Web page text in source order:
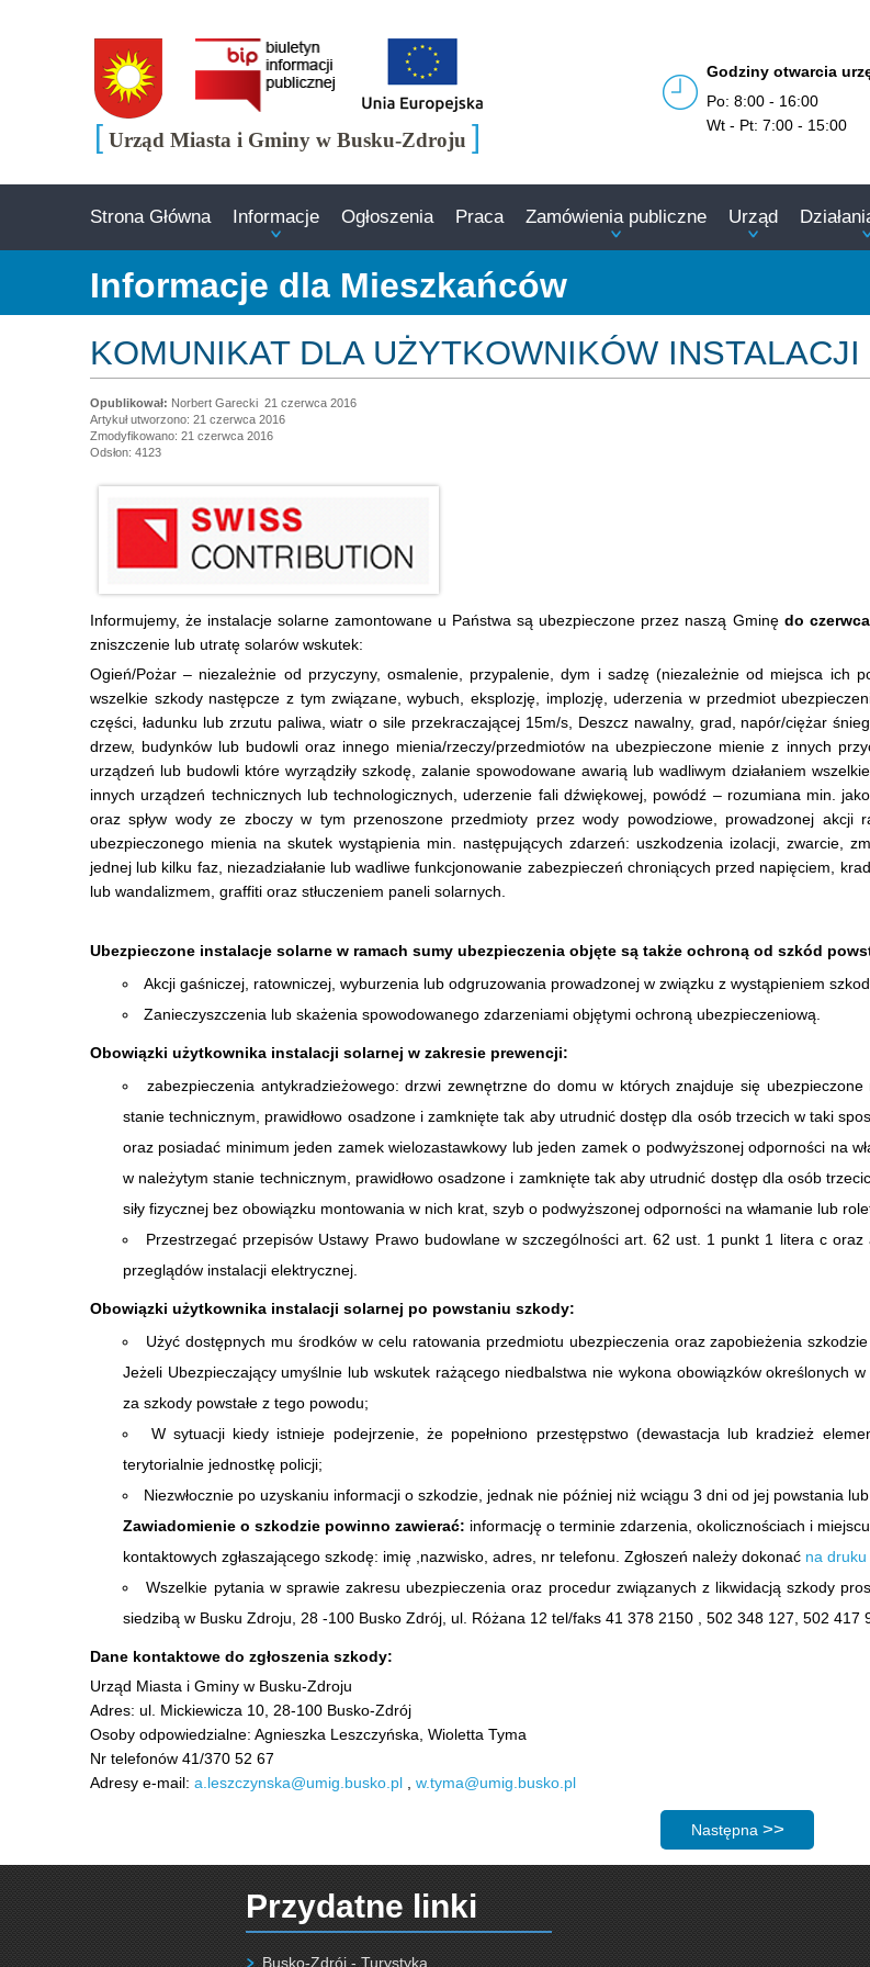
[ Urząd Miasta i Gminy w Busku-Zdroju ]
Godziny otwarcia
Po: 8:00 - 16:00
Wt - Pt: 7:00 - 15:00
Strona Główna Informacje Ogłoszenia Praca Zamówienia publiczne Urząd
Informacje dla Mieszkańców
KOMUNIKAT DLA UŻYTKOWNIKÓW
Norbert Garecki 21 czerwca 2016
Artykuł utworzono: 21 czerwca 2016
Zmodyfikowano: 21 czerwca 2016
Odsłon: 4123
Informujemy, że instalacje solarne zamontowane u Państwa są ubezpieczone przez naszą Gminę do
zniszczenie lub utratę solarów wskutek:
Ogień/Pożar – niezależnie od przyczyny, osmalenie, przypalenie, dym i sadzę (niezależnie od miejsca ich
wszelkie szkody następcze z tym związane, wybuch, eksplozję, implozję, uderzenia w przedmiot
części, ładunku lub zrzutu paliwa, wiatr o sile przekraczającej 15m/s, Deszcz nawalny, grad, napór/ciężar
drzew, budynków lub budowli oraz innego mienia/rzeczy/przedmiotów na ubezpieczone mienie z innych
urządzeń lub budowli które wyrządziły szkodę, zalanie spowodowane awarią lub wadliwym działaniem
innych urządzeń technicznych lub technologicznych, uderzenie fali dźwiękowej, powódź – rozumiana min.
oraz spływ wody ze zboczy w tym przenoszone przedmioty przez wody powodziowe, prowadzonej akcji
ubezpieczonego mienia na skutek wystąpienia min. następujących zdarzeń: uszkodzenia izolacji, zwarcie,
jednej lub kilku faz, niezadziałanie lub wadliwe funkcjonowanie zabezpieczeń chroniących przed napięciem,
lub wandalizmem, graffiti oraz stłuczeniem paneli solarnych.
Ubezpieczone instalacje solarne w ramach sumy ubezpieczenia objęte są także ochroną od szkód
Akcji gaśniczej, ratowniczej, wyburzenia lub odgruzowania prowadzonej w związku z wystąpieniem
Zanieczyszczenia lub skażenia spowodowanego zdarzeniami objętymi ochroną ubezpieczeniową.
Obowiązki użytkownika instalacji solarnej w zakresie prewencji:
zabezpieczenia antykradzieżowego: drzwi zewnętrzne do domu w których znajduje się
stanie technicznym, prawidłowo osadzone i zamknięte tak aby utrudnić dostęp dla osób trzecich w taki
oraz posiadać minimum jeden zamek wielozastawkowy lub jeden zamek o podwyższonej odporności na
w należytym stanie technicznym, prawidłowo osadzone i zamknięte tak aby utrudnić dostęp dla osób
siły fizycznej bez obowiązku montowania w nich krat, szyb o podwyższonej odporności na włamanie lub
Przestrzegać przepisów Ustawy Prawo budowlane w szczególności art. 62 ust. 1 punkt 1 litera c
przeglądów instalacji elektrycznej.
Obowiązki użytkownika instalacji solarnej po powstaniu szkody:
Użyć dostępnych mu środków w celu ratowania przedmiotu ubezpieczenia oraz zapobieżenia
Jeżeli Ubezpieczający umyślnie lub wskutek rażącego niedbalstwa nie wykona obowiązków określonych
za szkody powstałe z tego powodu;
W sytuacji kiedy istnieje podejrzenie, że popełniono przestępstwo (dewastacja lub kradzież
terytorialnie jednostkę policji;
Niezwłocznie po uzyskaniu informacji o szkodzie, jednak nie później niż wciągu 3 dni od jej powstania
Zawiadomienie o szkodzie powinno zawierać: informację o terminie zdarzenia, okolicznościach i
kontaktowych zgłaszającego szkodę: imię ,nazwisko, adres, nr telefonu. Zgłoszeń należy dokonać na druku
Wszelkie pytania w sprawie zakresu ubezpieczenia oraz procedur związanych z likwidacją szkody
siedzibą w Busku Zdroju, 28 -100 Busko Zdrój, ul. Różana 12 tel/faks 41 378 2150 , 502 348 127, 502 417
Dane kontaktowe do zgłoszenia szkody:
Urząd Miasta i Gminy w Busku-Zdroju
Adres: ul. Mickiewicza 10, 28-100 Busko-Zdrój
Osoby odpowiedzialne: Agnieszka Leszczyńska, Wioletta Tyma
Nr telefonów 41/370 52 67
Adresy e-mail: a.leszczynska@umig.busko.pl w.tyma@umig.busko.pl
Następna strona:
Następna
Przydatne linki
Busko-Zdrój - Turystyka